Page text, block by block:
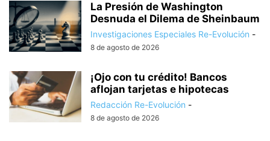
La Presión de Washington
Desnuda el Dilema de Sheinbaum
Investigaciones Especiales Re-Evolución -
8 de agosto de 2026
¡Ojo con tu crédito! Bancos
aflojan tarjetas e hipotecas
Redacción Re-Evolución -
8 de agosto de 2026